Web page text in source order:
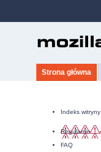
Strona główna
Indeks witryny
Regulamin
FAQ